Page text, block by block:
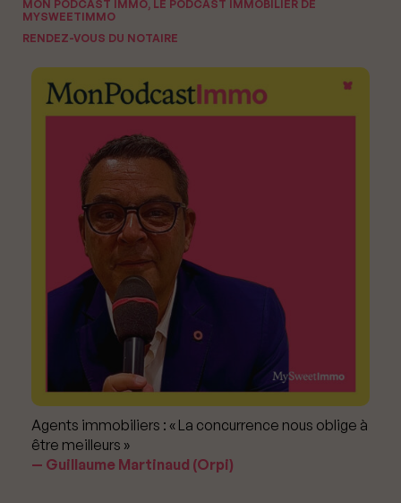
MON PODCAST IMMO, LE PODCAST IMMOBILIER DE
MYSWEETIMMO
RENDEZ-VOUS DU NOTAIRE
Agents immobiliers : « La concurrence nous oblige à
être meilleurs »
Guillaume Martinaud (Orpi)